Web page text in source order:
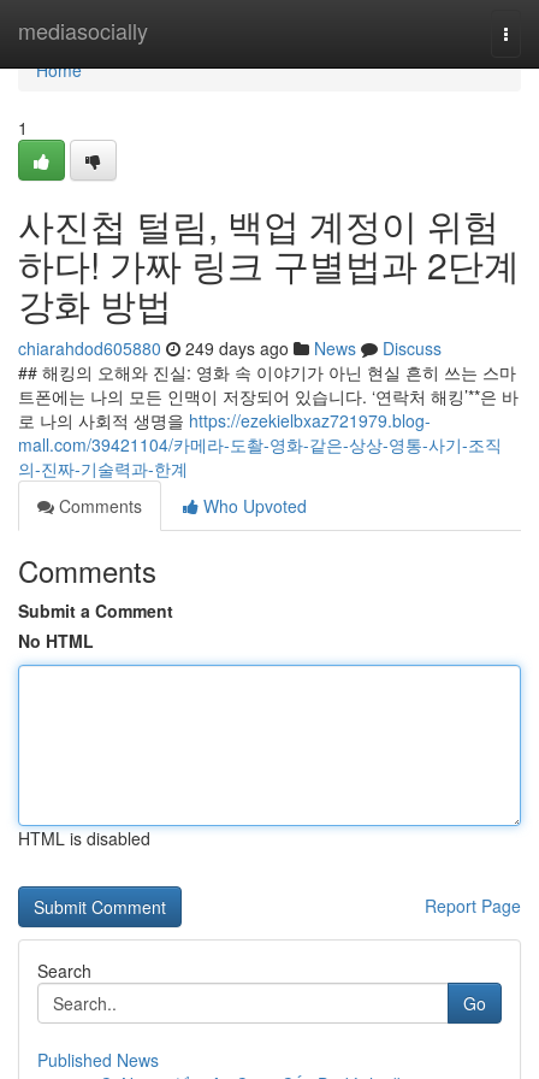
mediasocially
Home
Home
1
사진첩 털림, 백업 계정이 위험
하다! 가짜 링크 구별법과 2단계
강화 방법
chiarahdod605880 249 days ago News
Discuss
## 해킹의 오해와 진실: 영화 속 이야기가 아닌 현실 흔히 쓰는 스마
트폰에는 나의 모든 인맥이 저장되어 있습니다. ‘연락처 해킹’**은 바
로 나의 사회적 생명을 https://ezekielbxaz721979.blog-
mall.com/39421104/카메라-도촬-영화-같은-상상-영통-사기-조직
의-진짜-기술력과-한계
Comments
Who Upvoted
Comments
Submit a Comment
No HTML
HTML is disabled
Report Page
Search
Go
Published News